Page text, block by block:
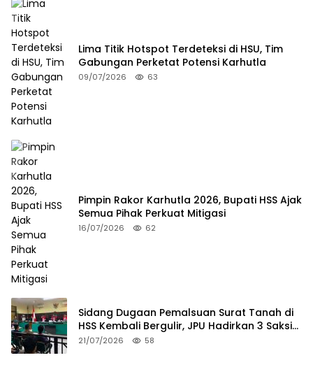
Lima Titik Hotspot Terdeteksi di HSU, Tim
Gabungan Perketat Potensi Karhutla
09/07/2026 63
Pimpin Rakor Karhutla 2026, Bupati HSS Ajak
Semua Pihak Perkuat Mitigasi
16/07/2026 62
Sidang Dugaan Pemalsuan Surat Tanah di
HSS Kembali Bergulir, JPU Hadirkan 3 Saksi
Pelapor
21/07/2026 58